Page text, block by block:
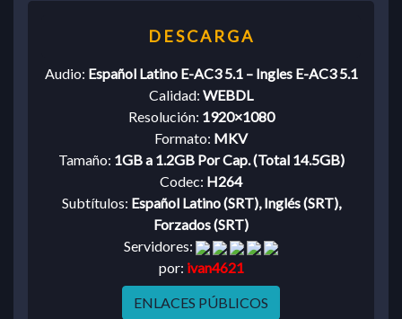
Audio: Español Latino E-AC3 5.1 – Ingles E-AC3 5.1
Calidad: WEBDL
Resolución: 1920×1080
Formato: MKV
Tamaño: 1GB a 1.2GB Por Cap. (Total 14.5GB)
Codec: H264
Subtítulos: Español Latino (SRT), Inglés (SRT),
Forzados (SRT)
Servidores:
por: ivan4621
ENLACES PÚBLICOS